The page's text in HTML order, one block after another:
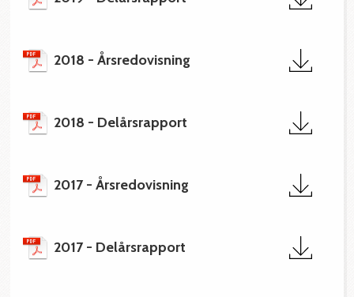
2018 - Årsredovisning
2018 - Delårsrapport
2017 - Årsredovisning
2017 - Delårsrapport